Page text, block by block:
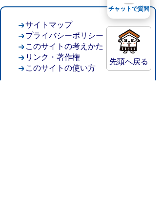
先頭へ戻る
サイトマップ
プライバシーポリシー
このサイトの考えかた
リンク・著作権
このサイトの使い方
チャットで質問